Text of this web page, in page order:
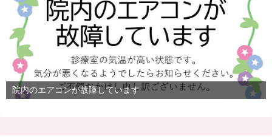
院内のエアコンが故障しています